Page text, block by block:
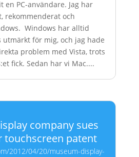
en PC-användare. Jag har
rekommenderat och
Windows har alltid
för mig, och jag hade
problem med Vista, trots
fick. Sedan har vi Mac....
company sues
touchscreen patent
2012/04/20/museum-display-